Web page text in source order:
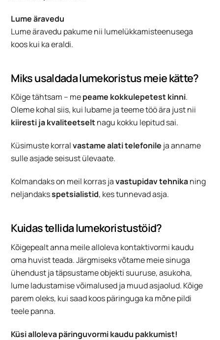
Lume äravedu
Lume äravedu pakume nii lumelükkamisteenusega
koos kui ka eraldi.
Miks usaldada lumekoristus meie kätte?
Kõige tähtsam – mepeame kokkulepetest kinni.
Oleme kohal siis, kui lubame ja teeme töö ära just nii
kiiresti ja kvaliteetseltnagu kokku lepitud sai.
Küsimuste korralvastame alati telefonile ja anname
sulle asjade seisust ülevaate.
Kolmandaks on meil korras javastupidav tehnikaning
neljandaksspetsialistid, kes tunnevad asja.
Kuidas tellida lumekoristustöid?
Kõigepealt anna meile alloleva kontaktivormi kaudu
oma huvist teada. Järgmiseks võtame meie sinuga
ühendust ja täpsustame objekti suuruse, asukoha,
lume ladustamise võimalused ja muud asjaolud. Kõige
parem oleks, kui saad koos päringuga ka mõne pildi
teele panna.
Küsi alloleva päringuvormi kaudu pakkumist!